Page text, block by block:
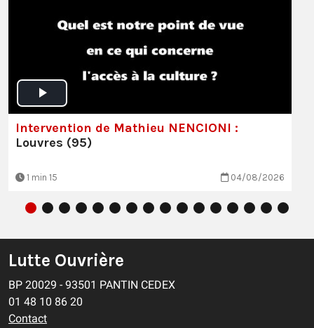
Intervention de Mathieu NENCIONI :
Louvres (95)
1 min 15 04/08/2026
Lutte Ouvrière
BP 20029 - 93501 PANTIN CEDEX
01 48 10 86 20
Contact